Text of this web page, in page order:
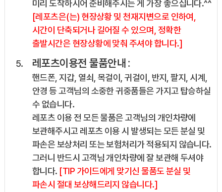
미리 도착하시어 준비해주시는 게 가장 좋으십니다.^^
[레포츠은(는) 현장상황 및 천재지변으로 인하여,
시간이 단축되거나 길어질 수 있으며, 정확한
출발시간은 현장상황에 맞춰 주셔야 합니다.]
레포츠이용전 물품안내 :
핸드폰, 지갑, 열쇠, 목걸이, 귀걸이, 반지, 팔지, 시계,
안경 등 고객님의 소중한 귀중품들은 가지고 탑승하실
수 없습니다.
레포츠 이용 전 모든 물품은 고객님의 개인차량에
보관해주시고 레포츠 이용 시 발생되는 모든 분실 및
파손은 보상처리 또는 보험처리가 적용되지 않습니다.
그러니 반드시 고객님 개인차량에 잘 보관해 두셔야
합니다. [TIP 가이드에게 맞기신 물품도 분실 및
파손시 절대 보상해드리지 않습니다.]